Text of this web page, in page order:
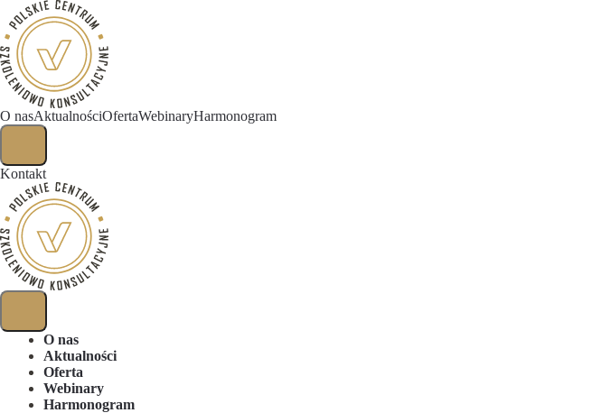
O nasAktualnościOfertaWebinaryHarmonogram
Kontakt
O nas
Aktualności
Oferta
Webinary
Harmonogram